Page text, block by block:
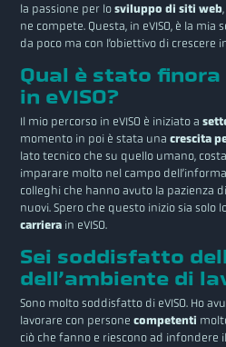
la passione per losviluppo di siti web
ne compete. Questa, in eVISO, è la
da poco ma con l’obiettivo di crescere
Qual è stato
in eVISO?
Il mio percorso in eVISO è iniziato a
momento in poi è stata unacrescita
lato tecnico che su quello umano,
imparare molto nel campo
colleghi che hanno avuto la pazienza
nuovi. Spero che questo inizio sia solo
carriera in eVISO.
Sei soddisfatto
dell’ambiente di
Sono molto soddisfatto di eVISO. Ho
lavorare con personecompetenti
ciò che fanno e riescono ad infondere